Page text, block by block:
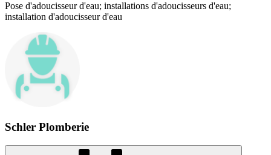
Pose d'adoucisseur d'eau; installations d'adoucisseurs d'eau;
installation d'adoucisseur d'eau
Schler Plomberie